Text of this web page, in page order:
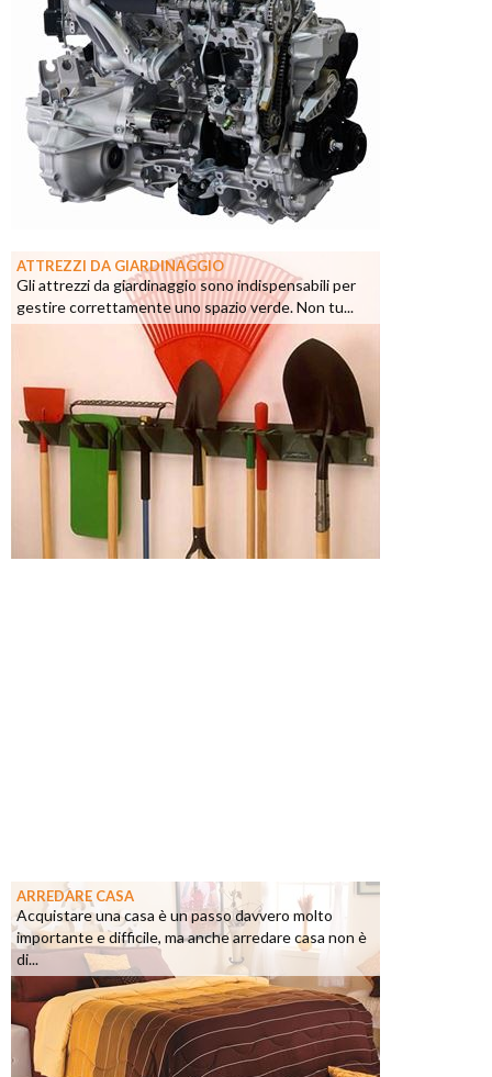
ATTREZZI DA GIARDINAGGIO
Gli attrezzi da giardinaggio sono indispensabili per
gestire correttamente uno spazio verde. Non tu...
ARREDARE CASA
Acquistare una casa è un passo davvero molto
importante e difficile, ma anche arredare casa non è
di...